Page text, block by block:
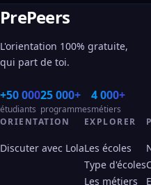
PrePeers
L'orientation 100% gratuite,
qui part de toi.
+50 000
étudiants
25 000+
programmes
4 000+
métiers
ORIENTATION
Discuter avec Lola
EXPLORER
Les écoles
Type d'écoles
Les métiers